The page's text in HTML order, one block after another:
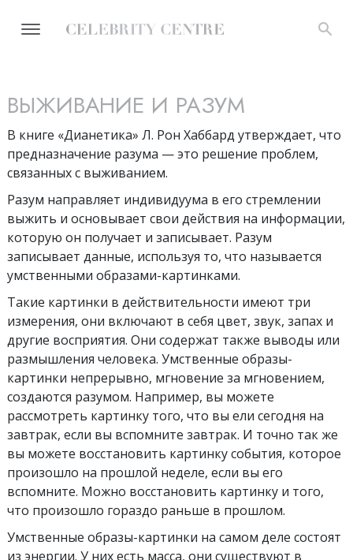
ВЫЖИВАНИЕ И РАЗУМ
В книге «Дианетика» Л. Рон Хаббард утверждает, что
предназначение разума — это решение проблем,
связанных с выживанием.
Разум направляет индивидуума в его стремлении
выжить и основывает свои действия на информации,
которую он получает и записывает. Разум
записывает данные, используя то, что называется
умственными образами-картинками.
Такие картинки в действительности имеют три
измерения, они включают в себя цвет, звук, запах и
другие восприятия. Они содержат также выводы или
размышления человека. Умственные образы-
картинки непрерывно, мгновение за мгновением,
создаются разумом. Например, вы можете
рассмотреть картинку того, что вы ели сегодня на
завтрак, если вы вспомните завтрак. И точно так же
вы можете восстановить картинку события, которое
произошло на прошлой неделе, если вы его
вспомните. Можно восстановить картинку и того,
что произошло гораздо раньше в прошлом.
Умственные образы-картинки на самом деле состоят
из энергии. У них есть масса, они существуют в